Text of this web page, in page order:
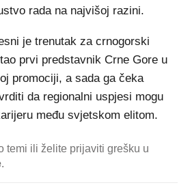
rada na najvišoj razini.
je trenutak za crnogorski
prvi predstavnik Crne Gore u
promociji, a sada ga čeka
da regionalni uspjesi mogu
među svjetskom elitom.
temi ili želite prijaviti grešku u
.